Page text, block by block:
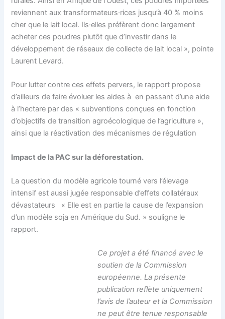
reviennent aux transformateurs·rices jusqu’à 40 % moins
cher que le lait local. Ils·elles préfèrent donc largement
acheter ces poudres plutôt que d’investir dans le
développement de réseaux de collecte de lait local », pointe
Laurent Levard.
Pour lutter contre ces effets pervers, le rapport propose
d’ailleurs de faire évoluer les aides à en passant d’une aide
à l’hectare par des « subventions conçues en fonction
d’objectifs de transition agroécologique de l’agriculture »,
ainsi que la réactivation des mécanismes de régulation
Impact de la PAC sur la déforestation.
La question du modèle agricole tourné vers l’élevage
intensif est aussi jugée responsable d’effets collatéraux
dévastateurs « Elle est en partie la cause de l’expansion
d’un modèle soja en Amérique du Sud. » souligne le
rapport.
Ce projet a été financé avec le
soutien de la Commission
européenne. La présente
publication reflète uniquement
l’avis de l’auteur et la Commission
ne peut être tenue responsable